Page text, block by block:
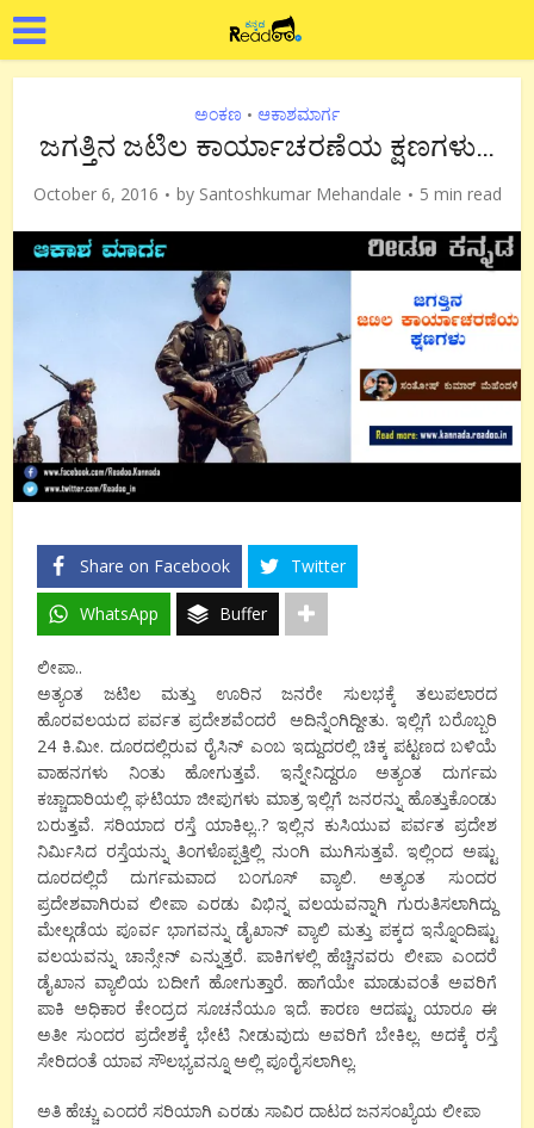
ಅಂಕಣ • ಆಕಾಶಮಾರ್ಗ
ಜಗತ್ತಿನ ಜಟಿಲ ಕಾರ್ಯಾಚರಣೆಯ ಕ್ಷಣಗಳು…
October 6, 2016 by Santoshkumar Mehandale 5 min read
Share on Facebook Twitter
WhatsApp Buffer
ಲೀಪಾ..
ಅತ್ಯಂತ ಜಟಿಲ ಮತ್ತು ಊರಿನ ಜನರೇ ಸುಲಭಕ್ಕೆ ತಲುಪಲಾರದ
ಹೊರವಲಯದ ಪರ್ವತ ಪ್ರದೇಶವೆಂದರೆ ಅದಿನ್ನೆಂಗಿದ್ದೀತು. ಇಲ್ಲಿಗೆ ಬರೊಬ್ಬರಿ
24 ಕಿ.ಮೀ. ದೂರದಲ್ಲಿರುವ ರೈಸಿನ್ ಎಂಬ ಇದ್ದುದರಲ್ಲಿ ಚಿಕ್ಕ ಪಟ್ಟಣದ ಬಳಿಯೆ
ವಾಹನಗಳು ನಿಂತು ಹೋಗುತ್ತವೆ. ಇನ್ನೇನಿದ್ದರೂ ಅತ್ಯಂತ ದುರ್ಗಮ
ಕಚ್ಚಾದಾರಿಯಲ್ಲಿ ಘಟಿಯಾ ಜೀಪುಗಳು ಮಾತ್ರ ಇಲ್ಲಿಗೆ ಜನರನ್ನು ಹೊತ್ತುಕೊಂಡು
ಬರುತ್ತವೆ. ಸರಿಯಾದ ರಸ್ತೆ ಯಾಕಿಲ್ಲ..? ಇಲ್ಲಿನ ಕುಸಿಯುವ ಪರ್ವತ ಪ್ರದೇಶ
ನಿರ್ಮಿಸಿದ ರಸ್ತೆಯನ್ನು ತಿಂಗಳೊಪ್ಪತ್ತಿಲ್ಲಿ ನುಂಗಿ ಮುಗಿಸುತ್ತವೆ. ಇಲ್ಲಿಂದ ಅಷ್ಟು
ದೂರದಲ್ಲಿದೆ ದುರ್ಗಮವಾದ ಬಂಗೂಸ್ ವ್ಯಾಲಿ. ಅತ್ಯಂತ ಸುಂದರ
ಪ್ರದೇಶವಾಗಿರುವ ಲೀಪಾ ಎರಡು ವಿಭಿನ್ನ ವಲಯವನ್ನಾಗಿ ಗುರುತಿಸಲಾಗಿದ್ದು
ಮೇಲ್ಗಡೆಯ ಪೂರ್ವ ಭಾಗವನ್ನು ಡೈಖಾನ್ ವ್ಯಾಲಿ ಮತ್ತು ಪಕ್ಕದ ಇನ್ನೊಂದಿಷ್ಟು
ವಲಯವನ್ನು ಚಾನ್ಸೇನ್ ಎನ್ನುತ್ತರೆ. ಪಾಕಿಗಳಲ್ಲಿ ಹೆಚ್ಚಿನವರು ಲೀಪಾ ಎಂದರೆ
ಡೈಖಾನ ವ್ಯಾಲಿಯ ಬದೀಗೆ ಹೋಗುತ್ತಾರೆ. ಹಾಗೆಯೇ ಮಾಡುವಂತೆ ಅವರಿಗೆ
ಪಾಕಿ ಅಧಿಕಾರ ಕೇಂದ್ರದ ಸೂಚನೆಯೂ ಇದೆ. ಕಾರಣ ಆದಷ್ಟು ಯಾರೂ ಈ
ಅತೀ ಸುಂದರ ಪ್ರದೇಶಕ್ಕೆ ಭೇಟಿ ನೀಡುವುದು ಅವರಿಗೆ ಬೇಕಿಲ್ಲ. ಅದಕ್ಕೆ ರಸ್ತೆ
ಸೇರಿದಂತೆ ಯಾವ ಸೌಲಭ್ಯವನ್ನೂ ಅಲ್ಲಿ ಪೂರೈಸಲಾಗಿಲ್ಲ.
ಅತಿ ಹೆಚ್ಚು ಎಂದರೆ ಸರಿಯಾಗಿ ಎರಡು ಸಾವಿರ ದಾಟದ ಜನಸಂಖ್ಯೆಯ ಲೀಪಾ